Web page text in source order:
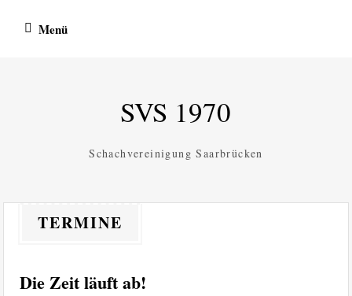
Inhalt Menü
SVS 1970
Schachvereinigung Saarbrücken
TERMINE
Die Zeit läuft ab!